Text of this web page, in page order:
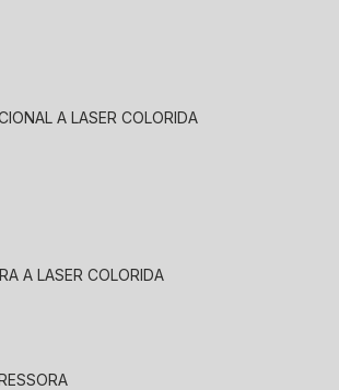
A LASER COLORIDA
A LASER COLORIDA